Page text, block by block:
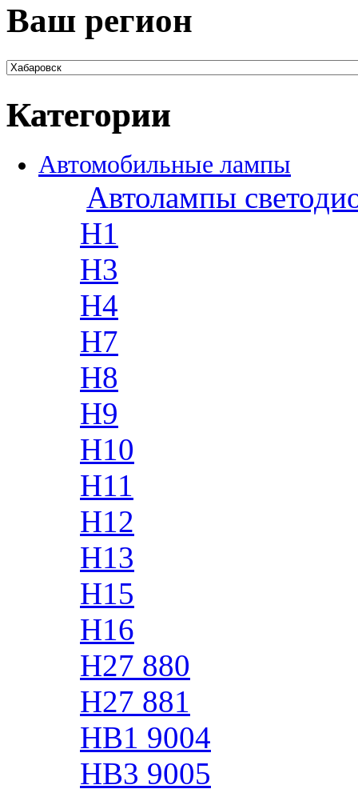
Ваш регион
Категории
Автомобильные лампы
Автолампы
H1
H3
H4
H7
H8
H9
H10
H11
H12
H13
H15
H16
H27 880
H27 881
HB1 9004
HB3 9005